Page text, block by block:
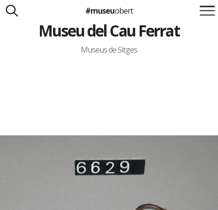
Suma't a la iniciativa
Carlota Royo
Francesca Barcellona
#museuobert
Museu del Cau Ferrat
Museus de Sitges